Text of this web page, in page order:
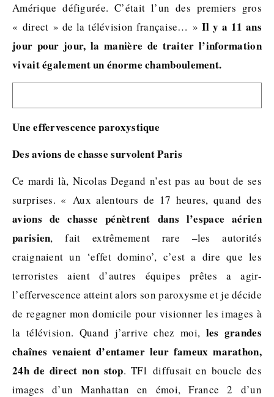
Amérique défigurée. C’était l’un des premiers gros
« direct » de la télévision française… »Il y a 11 ans
jour pour jour, la manière de traiter l’information
vivait également un énorme chamboulement.
Une effervescence paroxystique
Des avions de chasse survolent Paris
Ce mardi là, Nicolas Degand n’est pas au bout de ses
surprises. « Aux alentours de 17 heures, quand des
avions de chasse pénètrent dans l’espace aérien
parisien, fait extrêmement rare –les autorités
craignaient un ‘effet domino’, c’est a dire que les
terroristes aient d’autres équipes prêtes a agir-
l’effervescence atteint alors son paroxysme et je décide
de regagner mon domicile pour visionner les images à
la télévision. Quand j’arrive chez moi, les grandes
chaînes venaient d’entamer leur fameux marathon,
24h de direct non stop. TF1 diffusait en boucle des
images d’un Manhattan en émoi, France 2 d’un